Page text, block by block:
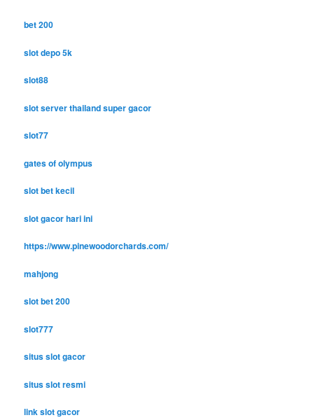
bet 200
slot depo 5k
slot88
slot server thailand super gacor
slot77
gates of olympus
slot bet kecil
slot gacor hari ini
https://www.pinewoodorchards.com/
mahjong
slot bet 200
slot777
situs slot gacor
situs slot resmi
link slot gacor